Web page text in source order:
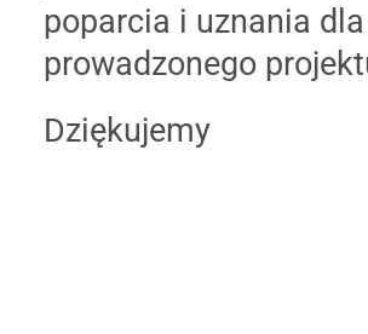
poparcia i uznania dla
prowadzonego
Dziękujemy